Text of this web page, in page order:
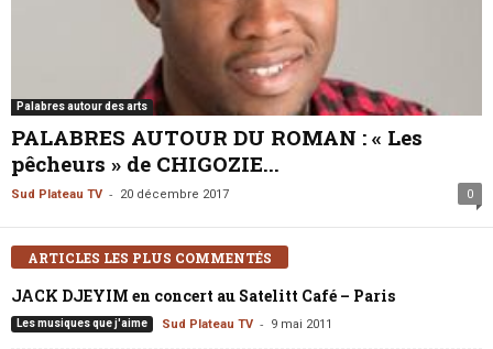
Palabres autour des arts
PALABRES AUTOUR DU ROMAN : « Les
pêcheurs » de CHIGOZIE...
Sud Plateau TV - 20 décembre 2017 0
ARTICLES LES PLUS COMMENTÉS
JACK DJEYIM en concert au Satelitt Café – Paris
Les musiques que j'aime Sud Plateau TV - 9 mai 2011